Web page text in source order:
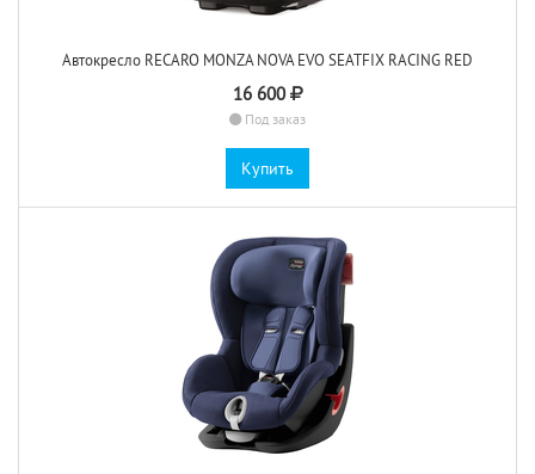
Автокресло RECARO MONZA NOVA EVO SEATFIX RACING RED
16 600
Под заказ
Купить